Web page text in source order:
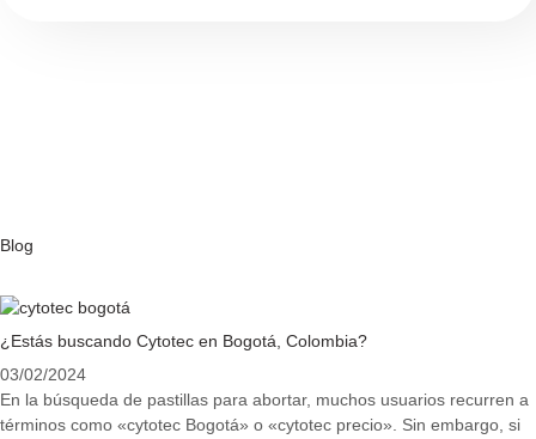
Blog
¿Estás buscando Cytotec en Bogotá, Colombia?
03/02/2024
En la búsqueda de pastillas para abortar, muchos usuarios recurren a
términos como «cytotec Bogotá» o «cytotec precio». Sin embargo, si